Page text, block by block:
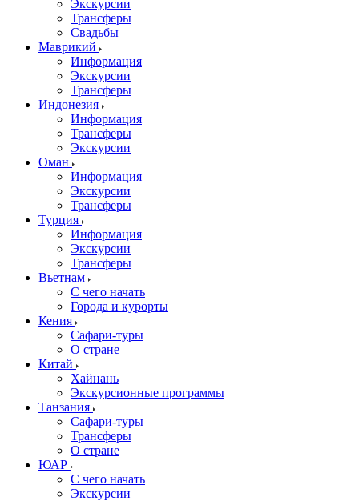
Экскурсии
Трансферы
Свадьбы
Маврикий
Информация
Экскурсии
Трансферы
Индонезия
Информация
Трансферы
Экскурсии
Оман
Информация
Экскурсии
Трансферы
Турция
Информация
Экскурсии
Трансферы
Вьетнам
С чего начать
Города и курорты
Кения
Сафари-туры
О стране
Китай
Хайнань
Экскурсионные программы
Танзания
Сафари-туры
Трансферы
О стране
ЮАР
С чего начать
Экскурсии